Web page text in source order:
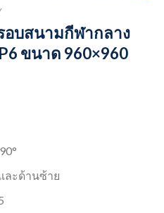
อบสนามกีฬากลาง
ขนาด 960×960
ละด้านซ้าย